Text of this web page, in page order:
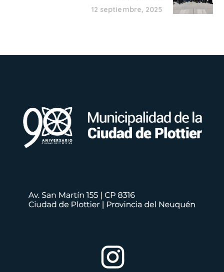
12 septiembre, 2025